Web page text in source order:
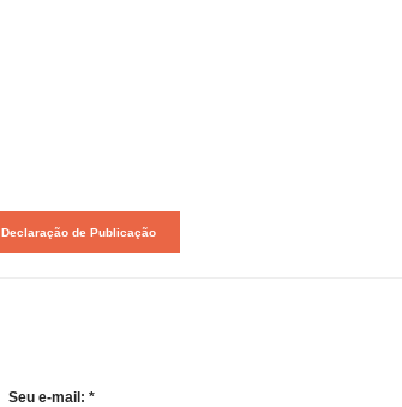
Declaração de Publicação
Seu e-mail: *